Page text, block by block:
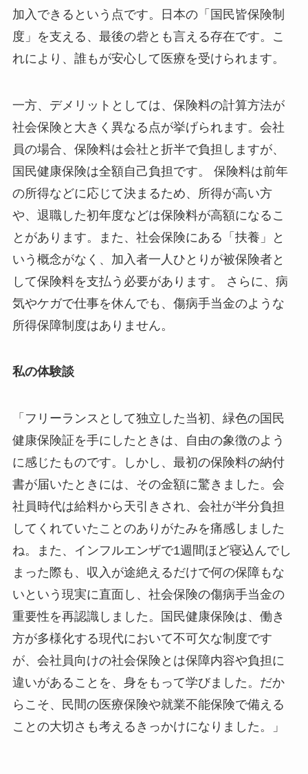
加入できるという点です。日本の「国民皆保険制
度」を支える、最後の砦とも言える存在です。こ
れにより、誰もが安心して医療を受けられます。
一方、デメリットとしては、保険料の計算方法が
社会保険と大きく異なる点が挙げられます。会社
員の場合、保険料は会社と折半で負担しますが、
国民健康保険は全額自己負担です。 保険料は前年
の所得などに応じて決まるため、所得が高い方
や、退職した初年度などは保険料が高額になるこ
とがあります。また、社会保険にある「扶養」と
いう概念がなく、加入者一人ひとりが被保険者と
して保険料を支払う必要があります。 さらに、病
気やケガで仕事を休んでも、傷病手当金のような
所得保障制度はありません。
私の体験談
「フリーランスとして独立した当初、緑色の国民
健康保険証を手にしたときは、自由の象徴のよう
に感じたものです。しかし、最初の保険料の納付
書が届いたときには、その金額に驚きました。会
社員時代は給料から天引きされ、会社が半分負担
してくれていたことのありがたみを痛感しました
ね。また、インフルエンザで1週間ほど寝込んでし
まった際も、収入が途絶えるだけで何の保障もな
いという現実に直面し、社会保険の傷病手当金の
重要性を再認識しました。国民健康保険は、働き
方が多様化する現代において不可欠な制度です
が、会社員向けの社会保険とは保障内容や負担に
違いがあることを、身をもって学びました。だか
らこそ、民間の医療保険や就業不能保険で備える
ことの大切さも考えるきっかけになりました。」